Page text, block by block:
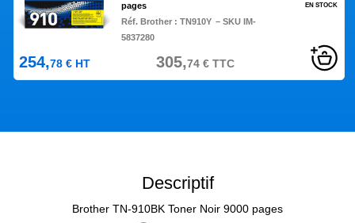
pages
Réf. Brother :TN910Y – SKU IM-
5837280
EN STOCK
254,78 € HT 305,74€TTC
Descriptif
Brother TN-910BK Toner Noir 9000 pages